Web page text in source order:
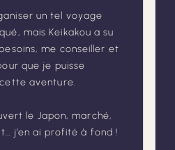
un tel voyage
mais Keikakou a su
me conseiller et
que je puisse
aventure.
le Japon, marché,
j’en ai profité à fond !